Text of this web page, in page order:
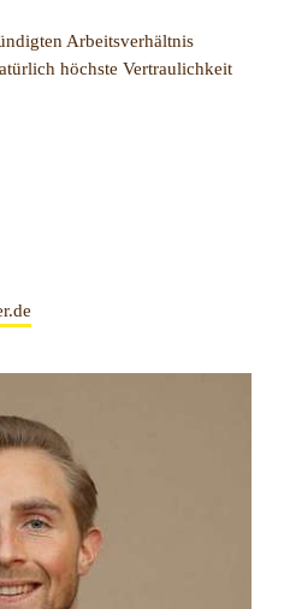
Arbeitsverhältnis
höchste Vertraulichkeit